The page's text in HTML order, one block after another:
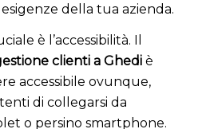
della tua azienda.
è l’accessibilità. Il
clienti a Ghediè
accessibile ovunque,
di collegarsi da
o persino smartphone.